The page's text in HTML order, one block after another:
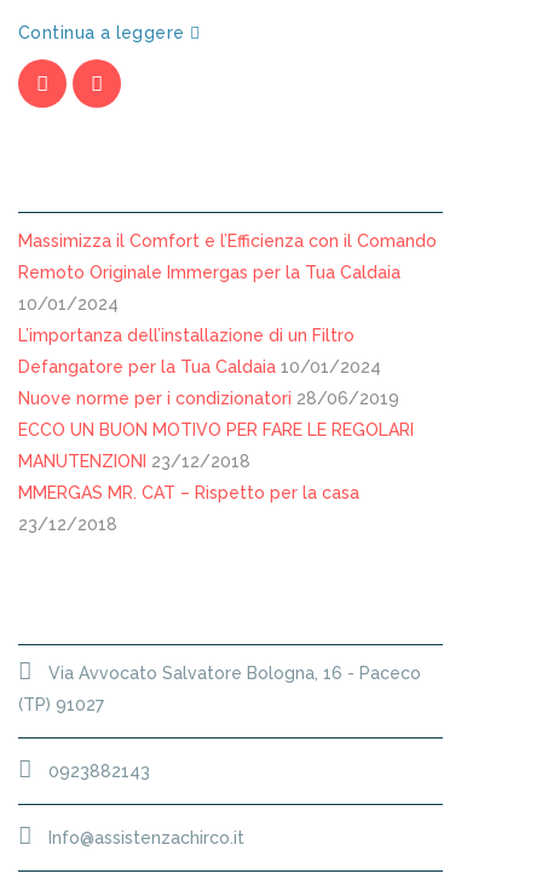
Continua a leggere
Massimizza il Comfort e l’Efficienza con il Comando
Remoto Originale Immergas per la Tua Caldaia
10/01/2024
L’importanza dell’installazione di un Filtro
Defangatore per la Tua Caldaia 10/01/2024
Nuove norme per i condizionatori 28/06/2019
ECCO UN BUON MOTIVO PER FARE LE REGOLARI
MANUTENZIONI
23/12/2018
MMERGAS MR. CAT – Rispetto per la casa
23/12/2018
Via Avvocato Salvatore Bologna, 16 - Paceco
(TP) 91027
0923882143
Info@assistenzachirco.it